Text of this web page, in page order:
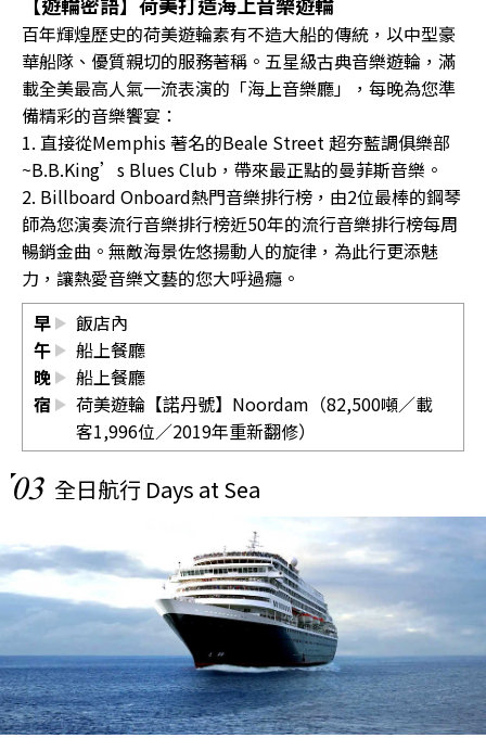
百年輝煌歷史的荷美遊輪素有不造大船的傳統，以中型豪
華船隊、優質親切的服務著稱。五星級古典音樂遊輪，滿
載全美最高人氣一流表演的「海上音樂廳」，每晚為您準
備精彩的音樂饗宴：
1. 直接從Memphis 著名的Beale Street 超夯藍調俱樂部
~B.B.King’s Blues Club，帶來最正點的曼菲斯音樂。
2. Billboard Onboard熱門音樂排行榜，由2位最棒的鋼琴
師為您演奏流行音樂排行榜近50年的流行音樂排行榜每周
暢銷金曲。無敵海景佐悠揚動人的旋律，為此行更添魅
力，讓熱愛音樂文藝的您大呼過癮。
早
飯店內
午
船上餐廳
晚
船上餐廳
宿
荷美遊輪【諾丹號】Noordam（82,500噸／載
客1,996位／2019年重新翻修）
03 全日航行 Days at Sea